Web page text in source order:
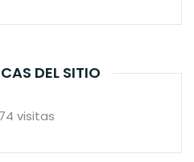
DEL SITIO
visitas